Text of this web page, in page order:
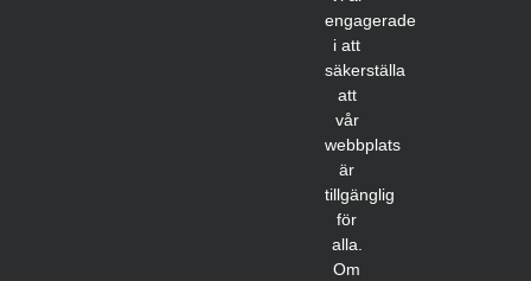
engagerade
i att
säkerställa
att
vår
webbplats
är
tillgänglig
för
alla.
Om